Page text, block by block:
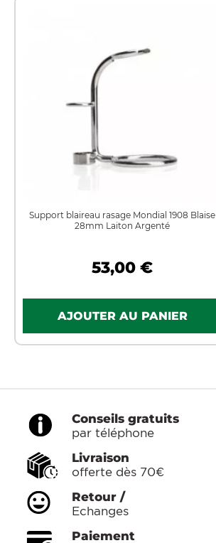
Support blaireau rasage Mondial 1908 Blaise
28mm Laiton Argenté
53,00 €
Conseils gratuits
par téléphone
Livraison
offerte dès 70€
Retour /
Echanges
Paiement